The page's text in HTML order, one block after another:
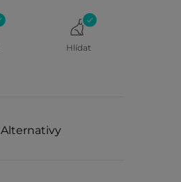
Hlídat
Alternativy